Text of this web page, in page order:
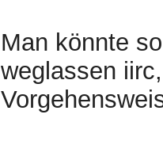
Man könnte
weglassen